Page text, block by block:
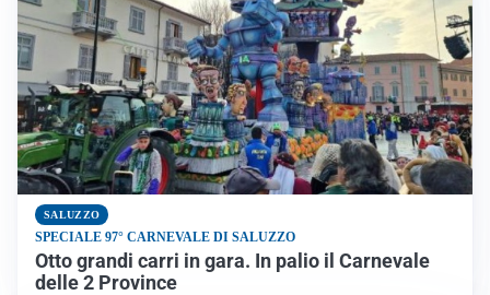
SALUZZO
SPECIALE 97° CARNEVALE DI SALUZZO
Otto grandi carri in gara. In palio il Carnevale
delle 2 Province